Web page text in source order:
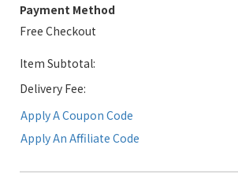
Payment Method
Free Checkout
Item Subtotal:
Delivery Fee:
Apply A Coupon Code
Apply An Affiliate Code